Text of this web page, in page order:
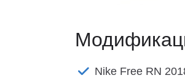
Nike Free RN